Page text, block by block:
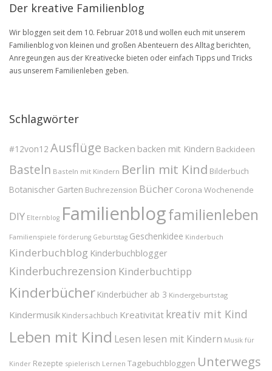
Der kreative Familienblog
Wir bloggen seit dem 10. Februar 2018 und wollen euch mit unserem
Familienblog von kleinen und großen Abenteuern des Alltag berichten,
Anregeungen aus der Kreativecke bieten oder einfach Tipps und Tricks
aus unserem Familienleben geben.
Schlagwörter
#12von12 Ausflüge Backen backen mit Kindern Backideen
Basteln Basteln mit Kindern Berlin mit Kind Bilderbuch
Botanischer Garten Buchrezension Bücher Corona Wochenende
DIY Elternblog Familienblogfamilienleben
Familienspiele förderung Geburtstag Geschenkidee Kinderbuch
Kinderbuchblog Kinderbuchblogger
Kinderbuchrezension Kinderbuchtipp
Kinderbücher Kinderbücher ab 3 Kindergeburtstag
Kindermusik Kindersachbuch Kreativität kreativ mit Kind
Leben mit Kind Lesen lesen mit Kindern Musik für
Kinder Rezepte spielerisch Lernen Tagebuchbloggen Unterwegs